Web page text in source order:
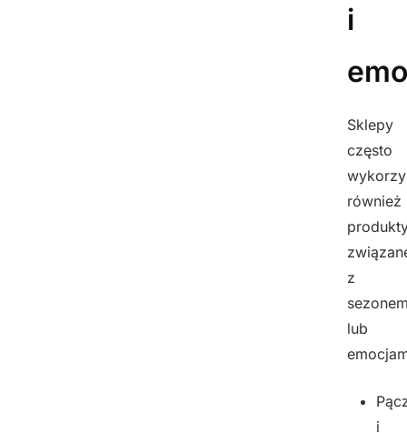
i
Sklepy
często
również
z
lub
i